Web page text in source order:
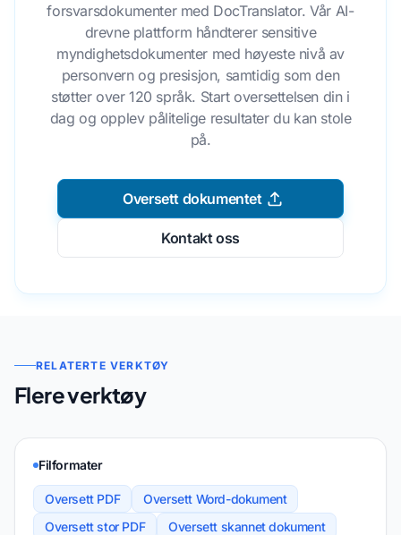
forsvarsdokumenter med DocTranslator. Vår AI-
drevne plattform håndterer sensitive
myndighetsdokumenter med høyeste nivå av
personvern og presisjon, samtidig som den
støtter over 120 språk. Start oversettelsen din i
dag og opplev pålitelige resultater du kan stole
på.
Oversett dokumentet
Kontakt oss
RELATERTE VERKTØY
Flere verktøy
Filformater
Oversett PDF
Oversett Word-dokument
Oversett stor PDF
Oversett skannet dokument